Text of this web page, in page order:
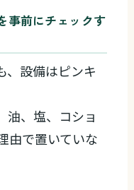
事前にチェックす
、設備はピンキ
油、塩、コショ
由で置いていな